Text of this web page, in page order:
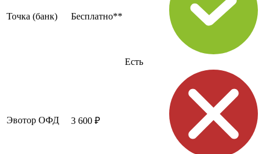
Точка (банк) Бесплатно**
Есть
Эвотор ОФД 3 600 ₽